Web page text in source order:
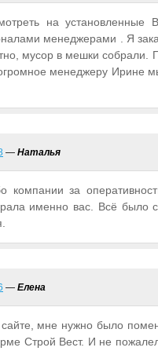
на
менеджерами . Я
мусор в мешки
менеджеру Ирине
— Наталья
компании за
именно вас. Всё было
— Елена
мне нужно было
Строй Вест. И не